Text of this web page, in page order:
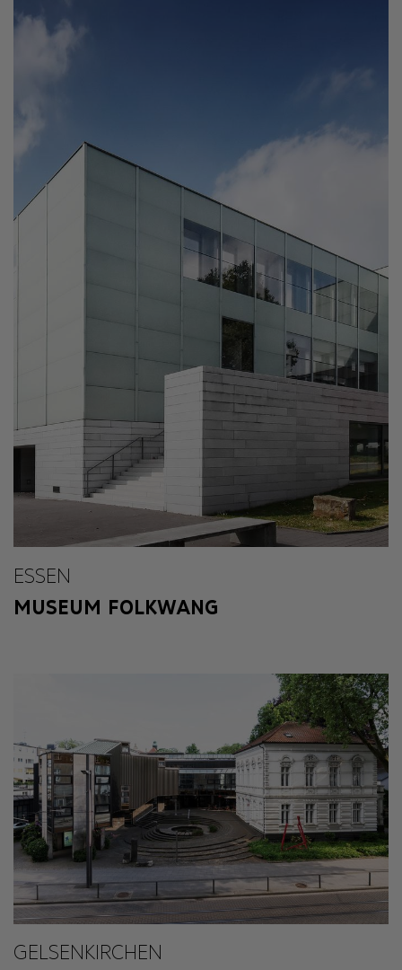
ESSEN
MUSEUM FOLKWANG
GELSENKIRCHEN